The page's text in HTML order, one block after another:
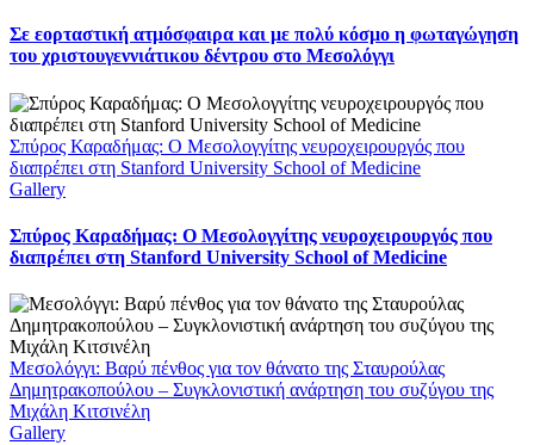
Σε εορταστική ατμόσφαιρα και με πολύ κόσμο η φωταγώγηση
του χριστουγεννιάτικου δέντρου στο Μεσολόγγι
Σπύρος Καραδήμας: Ο Μεσολογγίτης νευροχειρουργός που
διαπρέπει στη Stanford University School of Medicine
Gallery
Σπύρος Καραδήμας: Ο Μεσολογγίτης νευροχειρουργός που
διαπρέπει στη Stanford University School of Medicine
Μεσολόγγι: Βαρύ πένθος για τον θάνατο της Σταυρούλας
Δημητρακοπούλου – Συγκλονιστική ανάρτηση του συζύγου της
Μιχάλη Κιτσινέλη
Gallery